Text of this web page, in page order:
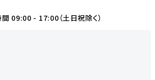
09:00 - 17:00（土日祝除く）